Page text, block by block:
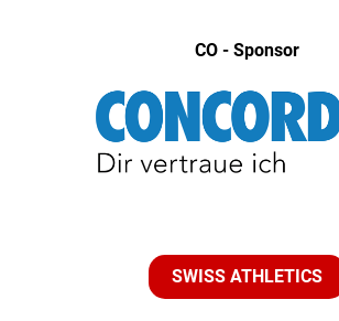
CO - Sponsor
SWISS ATHLETICS